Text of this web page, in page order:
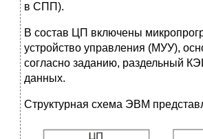
в СПП).
В состав ЦП включены
устройство управления (МУУ),
согласно заданию, раздельный
данных.
Структурная схема ЭВМ